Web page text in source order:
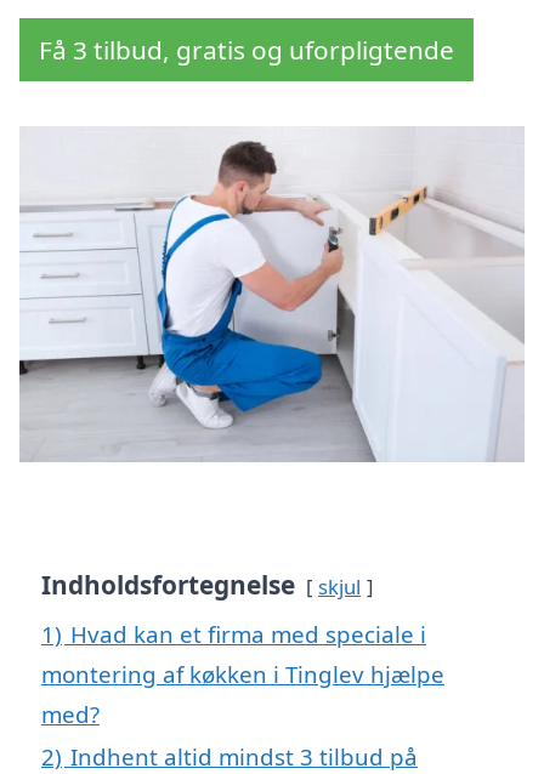
Få 3 tilbud, gratis og uforpligtende
Indholdsfortegnelse skjul
1) Hvad kan et firma med speciale i
montering af køkken i Tinglev hjælpe
med?
2) Indhent altid mindst 3 tilbud på